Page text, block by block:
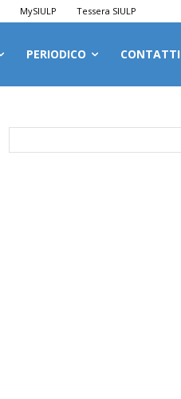
MySIULP Tessera SIULP
PERIODICO CONTATTI